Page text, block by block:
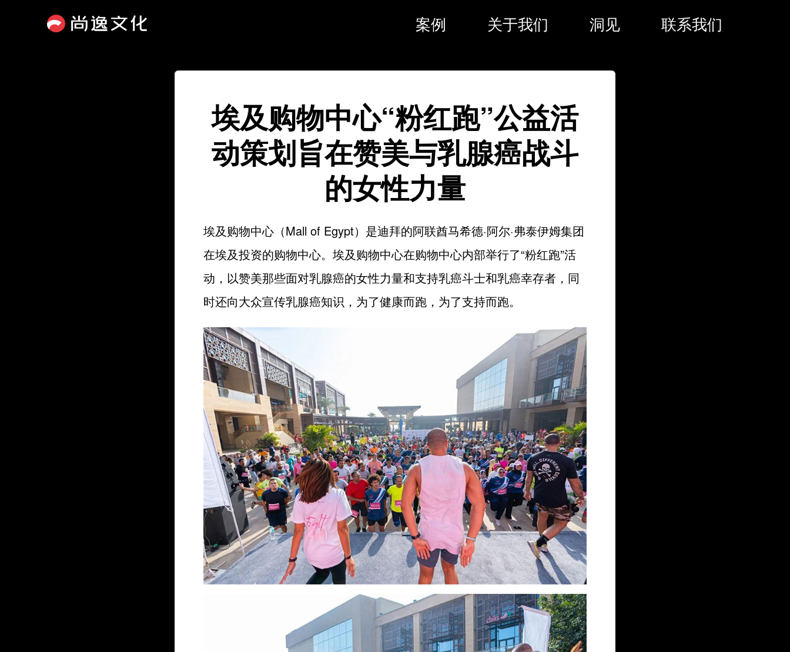
案例 关于我们 洞见 联系我们
埃及购物中心“粉红跑”公益活
动策划旨在赞美与乳腺癌战斗
的女性力量
埃及购物中心（Mall of Egypt）是迪拜的阿联酋马希德·阿尔·弗泰伊姆集团
在埃及投资的购物中心。埃及购物中心在购物中心内部举行了“粉红跑”活
动，以赞美那些面对乳腺癌的女性力量和支持乳癌斗士和乳癌幸存者，同
时还向大众宣传乳腺癌知识，为了健康而跑，为了支持而跑。